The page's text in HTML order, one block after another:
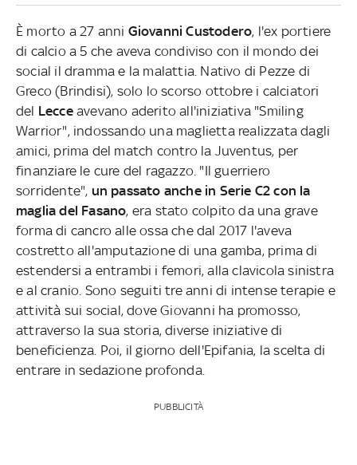
È morto a 27 anni Giovanni Custodero, l'ex portiere
di calcio a 5 che aveva condiviso con il mondo dei
social il dramma e la malattia. Nativo di Pezze di
Greco (Brindisi), solo lo scorso ottobre i calciatori
del Lecceavevano aderito all'iniziativa "Smiling
Warrior", indossando una maglietta realizzata dagli
amici, prima del match contro la Juventus, per
finanziare le cure del ragazzo. "Il guerriero
sorridente", un passato anche in Serie C2 con la
maglia del Fasano, era stato colpito da una grave
forma di cancro alle ossa che dal 2017 l'aveva
costretto all'amputazione di una gamba, prima di
estendersi a entrambi i femori, alla clavicola sinistra
e al cranio. Sono seguiti tre anni di intense terapie e
attività sui social, dove Giovanni ha promosso,
attraverso la sua storia, diverse iniziative di
beneficienza. Poi, il giorno dell'Epifania, la scelta di
entrare in sedazione profonda.
PUBBLICITÀ